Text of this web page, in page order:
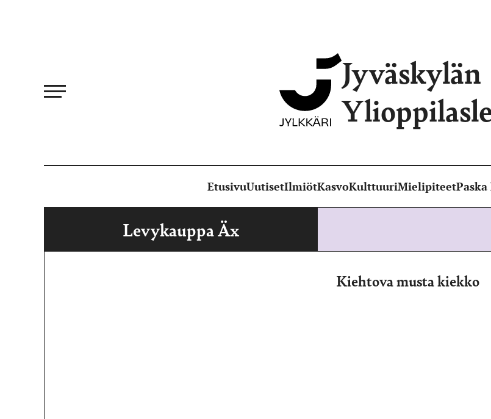
Jyväskylän
EtusivuUutisetIlmiötKasvoKulttuuriMielipiteet
Levykauppa Äx
Kiehtova musta kiekko